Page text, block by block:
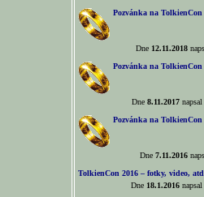
Pozvánka na TolkienCon
Dne 12.11.2018
Pozvánka na TolkienCon
Dne 8.11.2017napsal
Pozvánka na TolkienCon
Dne 7.11.2016
TolkienCon 2016 – fotky, video,
Dne 18.1.2016napsal